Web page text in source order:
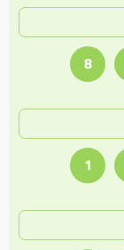
8
1